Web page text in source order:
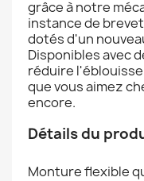
grâce à notre
instance de
dotés d'un
Disponibles avec
réduire
que vous aimez
encore.
Détails du
Monture flexible